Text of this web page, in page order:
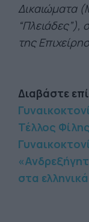
Δικαιώματα
“Πλειάδες”),
της
Διαβάστε
Τέλλος
στα